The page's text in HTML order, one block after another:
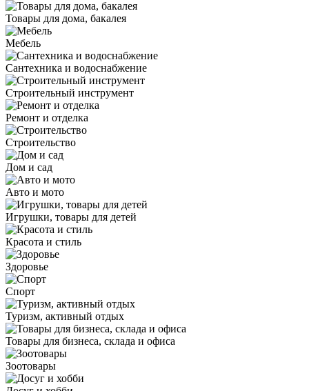
Товары для дома, бакалея
Мебель
Сантехника и водоснабжение
Строительный инструмент
Ремонт и отделка
Строительство
Дом и сад
Авто и мото
Игрушки, товары для детей
Красота и стиль
Здоровье
Спорт
Туризм, активный отдых
Товары для бизнеса, склада и офиса
Зоотовары